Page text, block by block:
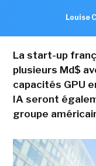
Louise
La start-up
plusieurs Md$
capacités GPU
IA seront
groupe